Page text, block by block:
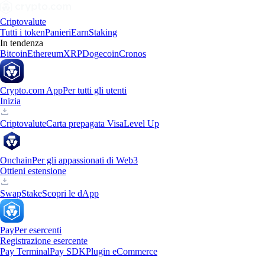
Criptovalute
Tutti i tokenPanieriEarnStaking
In tendenza
BitcoinEthereumXRPDogecoinCronos
Crypto.com AppPer tutti gli utenti
Inizia
CriptovaluteCarta prepagata VisaLevel Up
OnchainPer gli appassionati di Web3
Ottieni estensione
SwapStakeScopri le dApp
PayPer esercenti
Registrazione esercente
Pay TerminalPay SDKPlugin eCommerce